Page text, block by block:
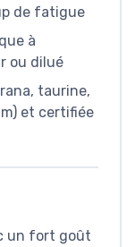
de fatigue
à
ou dilué
taurine,
et certifiée
un fort goût